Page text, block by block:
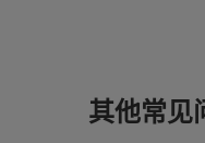
其他常见